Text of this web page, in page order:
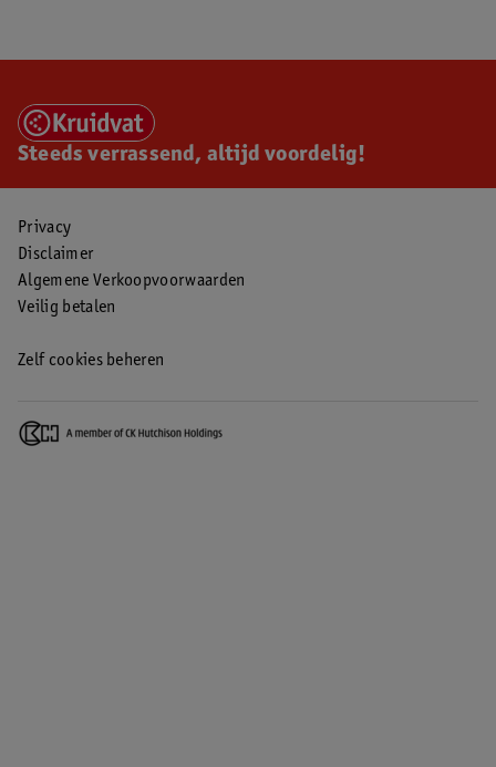
Steeds verrassend, altijd voordelig!
Privacy
Disclaimer
Algemene Verkoopvoorwaarden
Veilig betalen
Zelf cookies beheren